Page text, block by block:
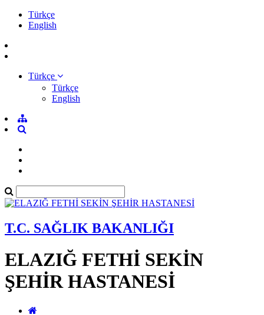
Türkçe
English
Türkçe
Türkçe
English
T.C. SAĞLIK BAKANLIĞI
ELAZIĞ FETHİ SEKİN
ŞEHİR HASTANESİ